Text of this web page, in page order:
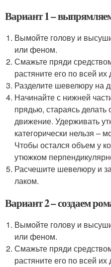
Вариант 1 –
Вымойте голову и
или феном.
Смажьте пряди
растяните его по всей их
Разделите шевелюру на
Начинайте с нижней
прядью, стараясь
движение. Удерживать
категорически нельзя –
Чтобы остался объем у
утюжком
Расчешите шевелюру и
лаком.
Вариант 2 – создаем
Вымойте голову и
или феном.
Смажьте пряди
растяните его по всей их